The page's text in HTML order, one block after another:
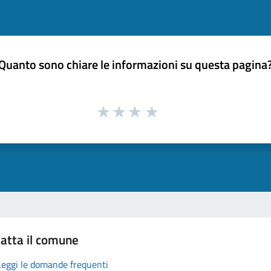
sono chiare le informazioni su questa
il comune
le domande frequenti